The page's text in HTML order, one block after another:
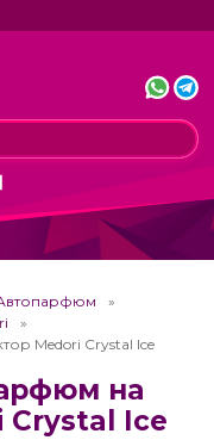
Medori Crystal Ice
на
Crystal Ice